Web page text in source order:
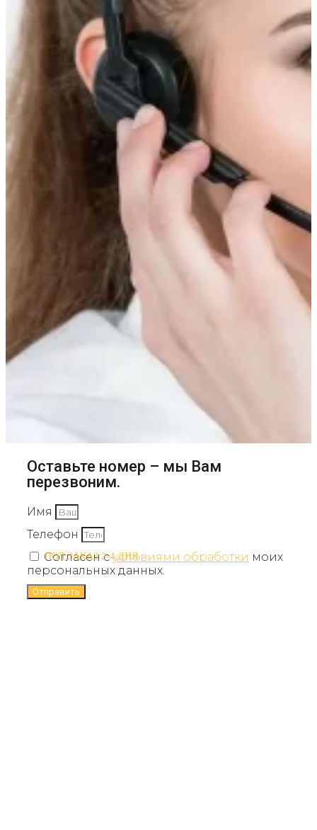
ПОД ЗАКАЗ 2-4 ДНЯ
Оставьте номер – мы Вам
перезвоним.
Имя
Телефон
Согласен сусловиями обработки моих
персональных данных.
Отправить